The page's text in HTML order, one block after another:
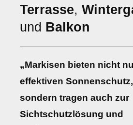
Terrasse,
und Balkon
„Markisen bieten nicht
effektiven Sonnenschutz,
sondern tragen auch zur
Sichtschutzlösung und